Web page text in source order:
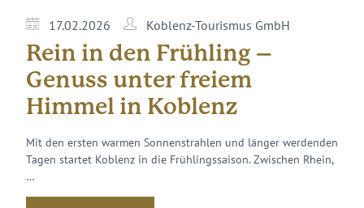
17.02.2026 Koblenz-Tourismus GmbH
Rein in den Frühling –
Genuss unter freiem
Himmel in Koblenz
Mit den ersten warmen Sonnenstrahlen und länger werdenden
Tagen startet Koblenz in die Frühlingssaison. Zwischen Rhein,
…